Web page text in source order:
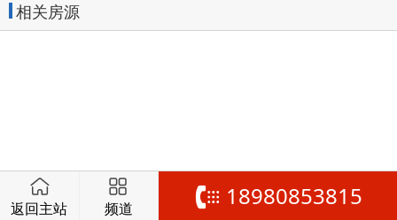
相关房源
返回主站 频道 18980853815